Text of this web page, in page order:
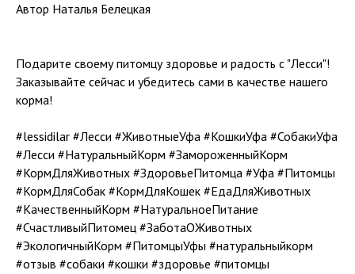
Автор Наталья Белецкая
Подарите своему питомцу здоровье и радость с "Лесси"!
Заказывайте сейчас и убедитесь сами в качестве нашего
корма!
#lessidilar #Лесси #ЖивотныеУфа #КошкиУфа #СобакиУфа
#Лесси #НатуральныйКорм #ЗамороженныйКорм
#КормДляЖивотных #ЗдоровьеПитомца #Уфа #Питомцы
#КормДляСобак #КормДляКошек #ЕдаДляЖивотных
#КачественныйКорм #НатуральноеПитание
#СчастливыйПитомец #ЗаботаОЖивотных
#ЭкологичныйКорм #ПитомцыУфы #натуральныйкорм
#отзыв #собаки #кошки #здоровье #питомцы